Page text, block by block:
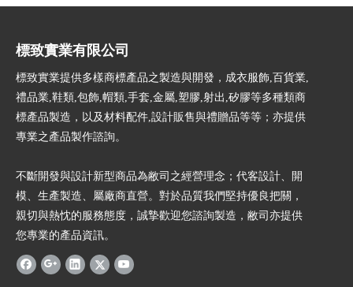
標致實業有限公司
標致實業提供多樣商標產品之製造與開發，成衣服飾,百貨業,
禮品業,鞋類,包飾,帽類,手套,金屬,塑膠,射出,矽膠等多種類商
標產品製造，以及材料配件,設計販售與禮贈品等等；亦提供
專業之產品製作諮詢。
不斷開發與設計新型商品為敝司之經營理念；代客設計、開
模、生產製造、屬廠商直營。對於品質我們堅持優良把關，
親切與熱忱的服務態度，誠摯歡迎您諮詢製造，敝司亦提供
您專業的產品資訊。